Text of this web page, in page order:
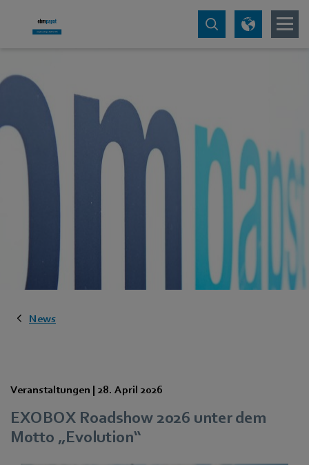
News
Veranstaltungen | 28. April 2026
EXOBOX Roadshow 2026 unter dem
Motto „Evolution“